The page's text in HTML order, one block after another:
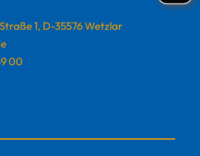
1, D-35576 Wetzlar
00